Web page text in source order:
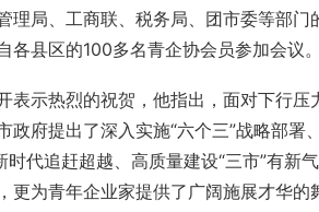
局、工商联、税务局、团市委等部门
县区的100多名青企协会员参加会议。
表示热烈的祝贺，他指出，面对下行压
府提出了深入实施“六个三”战略部署
代追赶超越、高质量建设“三市”有新
为青年企业家提供了广阔施展才华的